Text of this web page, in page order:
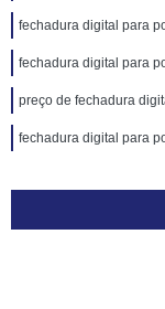
fechadura digital para
fechadura digital para
preço de fechadura
fechadura digital para